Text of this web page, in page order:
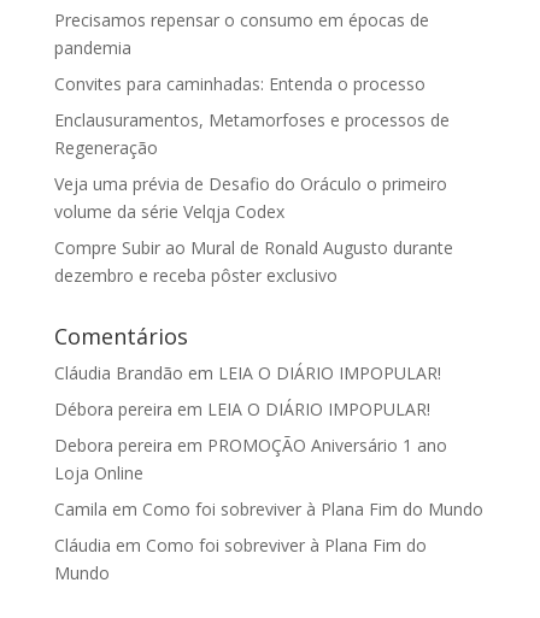
Precisamos repensar o consumo em épocas de
pandemia
Convites para caminhadas: Entenda o processo
Enclausuramentos, Metamorfoses e processos de
Regeneração
Veja uma prévia de Desafio do Oráculo o primeiro
volume da série Velqja Codex
Compre Subir ao Mural de Ronald Augusto durante
dezembro e receba pôster exclusivo
Comentários
Cláudia Brandão em LEIA O DIÁRIO IMPOPULAR!
Débora pereira em LEIA O DIÁRIO IMPOPULAR!
Debora pereira em PROMOÇÃO Aniversário 1 ano
Loja Online
Camila em Como foi sobreviver à Plana Fim do Mundo
Cláudia em Como foi sobreviver à Plana Fim do
Mundo